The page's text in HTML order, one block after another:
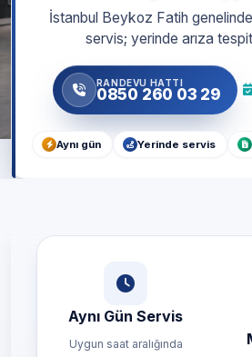
İstanbul Beykoz Fatih
servis; yerinde arıza
RANDEVU HATTI
0850 260 03 29
Aynı gün Yerinde servis
Aynı Gün Servis
Uygun saat aralığında